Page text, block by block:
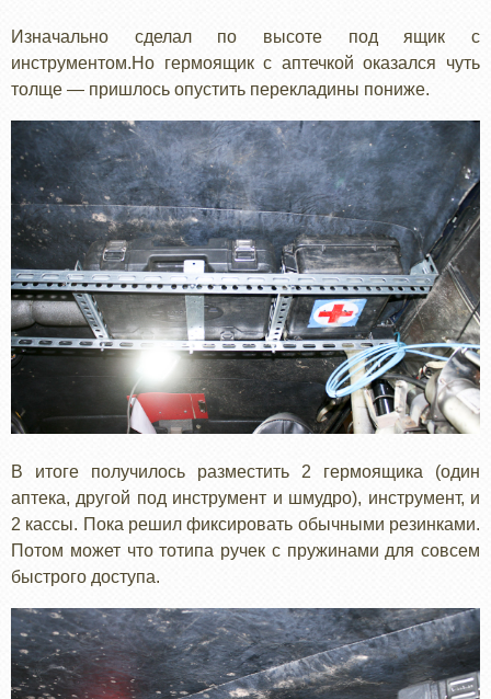
Изначально сделал по высоте под ящик с
инструментом.Но гермоящик с аптечкой оказался чуть
толще — пришлось опустить перекладины пониже.
В итоге получилось разместить 2 гермоящика (один
аптека, другой под инструмент и шмудро), инструмент, и
2 кассы. Пока решил фиксировать обычными резинками.
Потом может что тотипа ручек с пружинами для совсем
быстрого доступа.